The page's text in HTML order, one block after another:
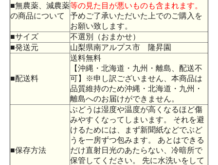
■無農薬、減農薬
の商品について
等の見た目が悪いものも含まれます。
予めご了承いただいた上でのご購入を
お願い致します。
■サイズ
不選別（おまかせ）
■発送元
山梨県南アルプス市 隆昇園
■配送料
送料無料
【沖縄・北海道・九州・離島、配送不
可】※申し訳ございません、本商品は
品質維持のため沖縄・北海道・九州・
離島へのお届けができません。
■保存方法
ぶどうは湿度や温度が高くなるほど傷
みやすくなってしまいます。 それを避
けるためには、まず新聞紙などでぶど
うを一房ずつ包みます。 あとはできる
だけ直射日光のあたらない、冷暗所で
保管してください。 先に水洗いをして